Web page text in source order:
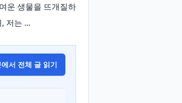
운 생물을 뜨개질하
저는 ...
에서 전체 글 읽기